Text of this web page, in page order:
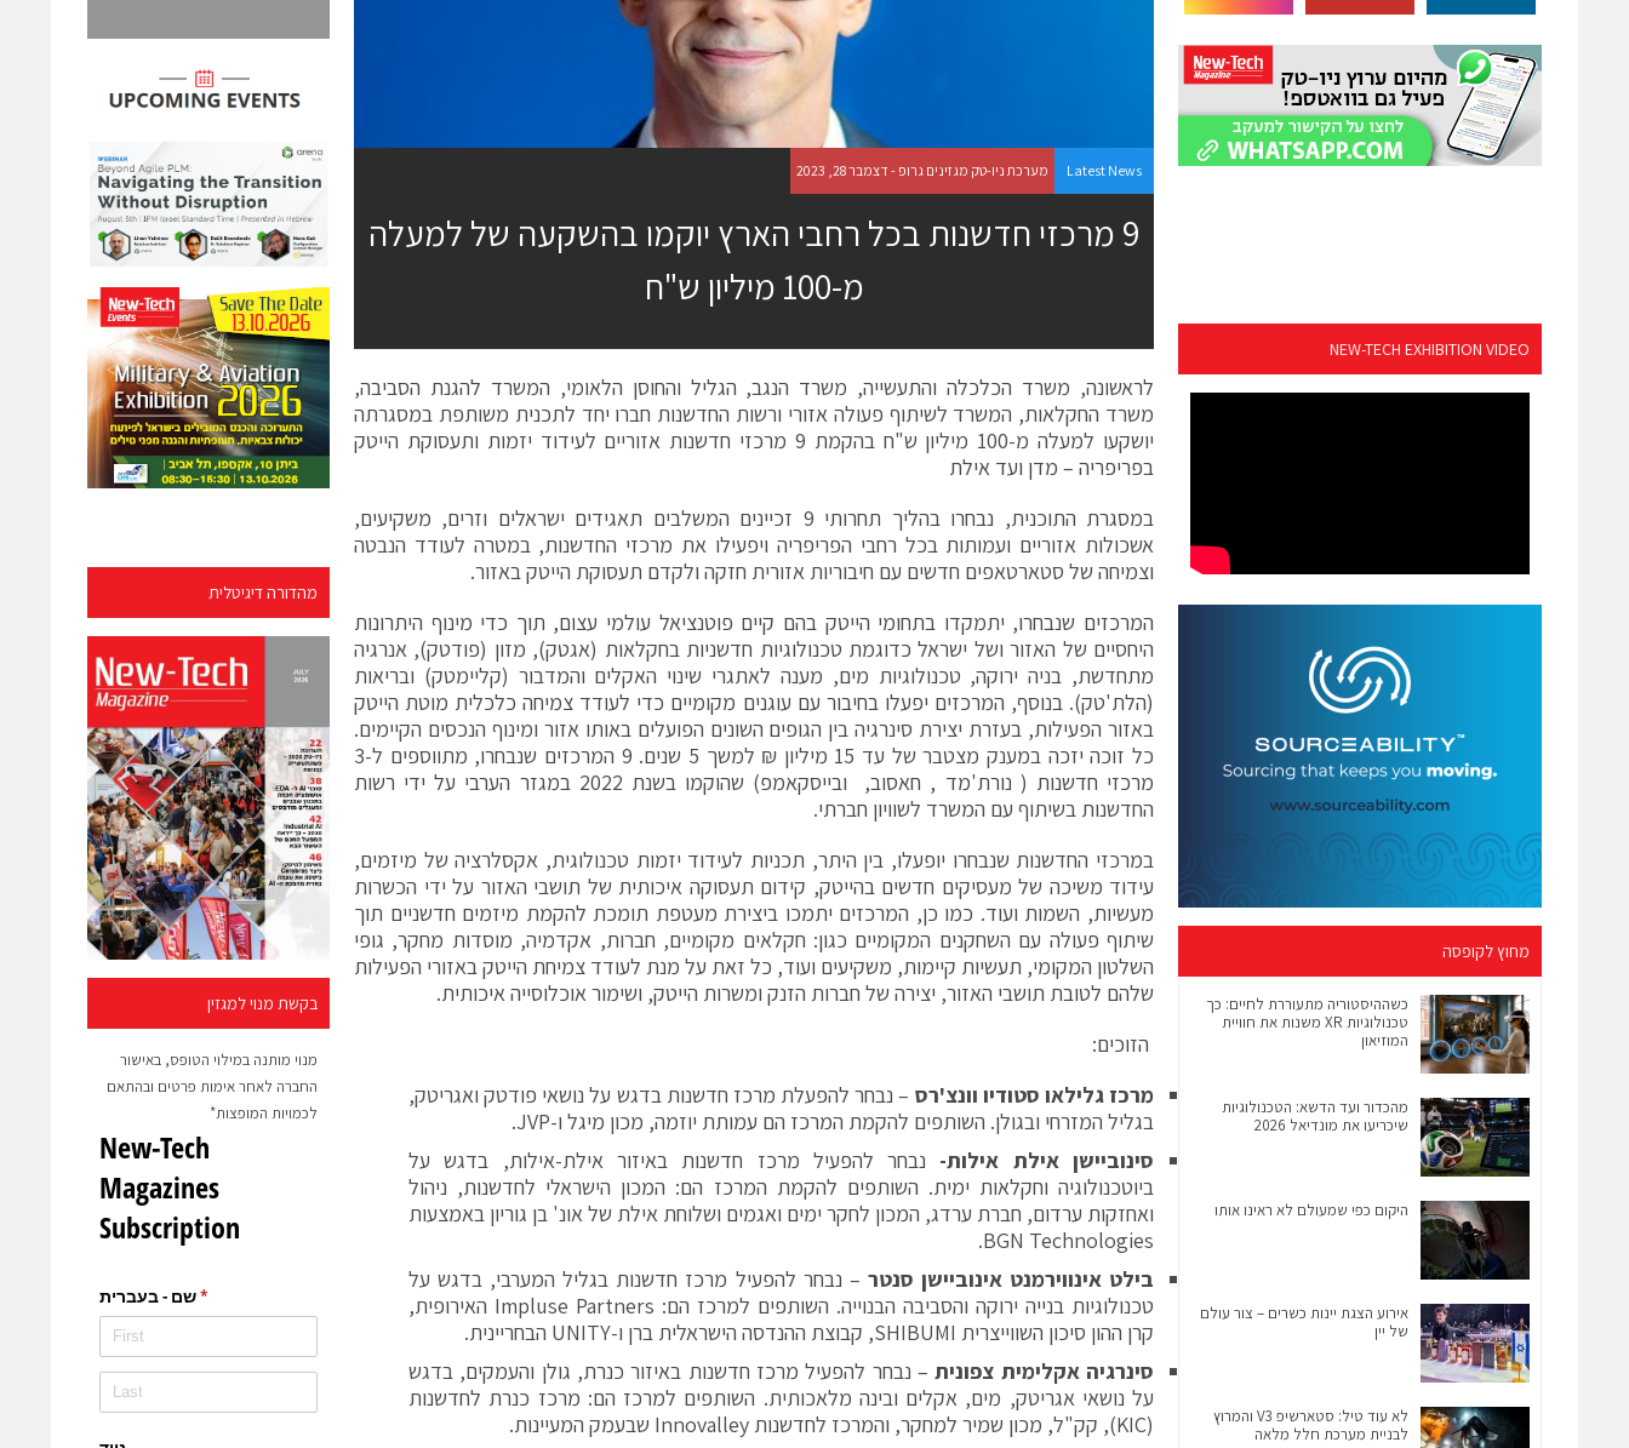
מהדורה דיגיטלית
בקשת מנוי למגזין
מנוי מותנה במילוי הטופס, באישור
החברה לאחר אימות פרטים ובהתאם
לכמויות המופצות*
Latest News מערכת ניו-טק מגזינים גרופ - דצמבר 28, 2023
9 מרכזי חדשנות בכל רחבי הארץ יוקמו בהשקעה של למעלה
מ-100 מיליון ש"ח
לראשונה, משרד הכלכלה והתעשייה, משרד הנגב, הגליל והחוסן הלאומי, המשרד להגנת הסביבה,
משרד החקלאות, המשרד לשיתוף פעולה אזורי ורשות החדשנות חברו יחד לתכנית משותפת במסגרתה
יושקעו למעלה מ-100 מיליון ש"ח בהקמת 9 מרכזי חדשנות אזוריים לעידוד יזמות ותעסוקת הייטק
בפריפריה – מדן ועד אילת
במסגרת התוכנית, נבחרו בהליך תחרותי 9 זכיינים המשלבים תאגידים ישראלים וזרים, משקיעים,
אשכולות אזוריים ועמותות בכל רחבי הפריפריה ויפעילו את מרכזי החדשנות, במטרה לעודד הנבטה
וצמיחה של סטארטאפים חדשים עם חיבוריות אזורית חזקה ולקדם תעסוקת הייטק באזור.
המרכזים שנבחרו, יתמקדו בתחומי הייטק בהם קיים פוטנציאל עולמי עצום, תוך כדי מינוף היתרונות
היחסיים של האזור ושל ישראל כדוגמת טכנולוגיות חדשניות בחקלאות (אגטק), מזון (פודטק), אנרגיה
מתחדשת, בניה ירוקה, טכנולוגיות מים, מענה לאתגרי שינוי האקלים והמדבור (קליימטק) ובריאות
(הלת'טק). בנוסף, המרכזים יפעלו בחיבור עם עוגנים מקומיים כדי לעודד צמיחה כלכלית מוטת הייטק
באזור הפעילות, בעזרת יצירת סינרגיה בין הגופים השונים הפועלים באותו אזור ומינוף הנכסים הקיימים.
כל זוכה יזכה במענק מצטבר של עד 15 מיליון ₪ למשך 5 שנים. 9 המרכזים שנבחרו, מתווספים ל-3
מרכזי חדשנות ( נורת'מד , חאסוב, ובייסקאמפ) שהוקמו בשנת 2022 במגזר הערבי על ידי רשות
החדשנות בשיתוף עם המשרד לשוויון חברתי.
במרכזי החדשנות שנבחרו יופעלו, בין היתר, תכניות לעידוד יזמות טכנולוגית, אקסלרציה של מיזמים,
עידוד משיכה של מעסיקים חדשים בהייטק, קידום תעסוקה איכותית של תושבי האזור על ידי הכשרות
מעשיות, השמות ועוד. כמו כן, המרכזים יתמכו ביצירת מעטפת תומכת להקמת מיזמים חדשניים תוך
שיתוף פעולה עם השחקנים המקומיים כגון: חקלאים מקומיים, חברות, אקדמיה, מוסדות מחקר, גופי
השלטון המקומי, תעשיות קיימות, משקיעים ועוד, כל זאת על מנת לעודד צמיחת הייטק באזורי הפעילות
שלהם לטובת תושבי האזור, יצירה של חברות הזנק ומשרות הייטק, ושימור אוכלוסייה איכותית.
הזוכים:
מרכז גלילאו סטודיו וונצ'רס – נבחר להפעלת מרכז חדשנות בדגש על נושאי פודטק ואגריטק,
בגליל המזרחי ובגולן. השותפים להקמת המרכז הם עמותת יוזמה, מכון מיגל ו-JVP.
סינוביישן אילת אילות- נבחר להפעיל מרכז חדשנות באיזור אילת-אילות, בדגש על
ביוטכנולוגיה וחקלאות ימית. השותפים להקמת המרכז הם: המכון הישראלי לחדשנות, ניהול
ואחזקות ערדום, חברת ערדג, המכון לחקר ימים ואגמים ושלוחת אילת של אונ' בן גוריון באמצעות
BGN Technologies.
בילט אינווירמנט אינוביישן סנטר – נבחר להפעיל מרכז חדשנות בגליל המערבי, בדגש על
טכנולוגיות בנייה ירוקה והסביבה הבנוייה. השותפים למרכז הם: Impluse Partners האירופית,
קרן ההון סיכון השווייצרית SHIBUMI, קבוצת ההנדסה הישראלית ברן ו-UNITY הבחריינית.
סינרגיה אקלימית צפונית– נבחר להפעיל מרכז חדשנות באיזור כנרת, גולן והעמקים, בדגש
על נושאי אגריטק, מים, אקלים ובינה מלאכותית. השותפים למרכז הם: מרכז כנרת לחדשנות
(KIC), קק"ל, מכון שמיר למחקר, והמרכז לחדשנות Innovalley שבעמק המעיינות.
NEW-TECH EXHIBITION VIDEO
מחוץ לקופסה
כשההיסטוריה מתעוררת לחיים: כך
טכנולוגיות XR משנות את חוויית
המוזיאון
מהכדור ועד הדשא: הטכנולוגיות
שיכריעו את מונדיאל 2026
היקום כפי שמעולם לא ראינו אותו
אירוע הצגת יינות כשרים – צור עולם
של יין
לא עוד טיל: סטארשיפ V3 והמרוץ
לבניית מערכת חלל מלאה